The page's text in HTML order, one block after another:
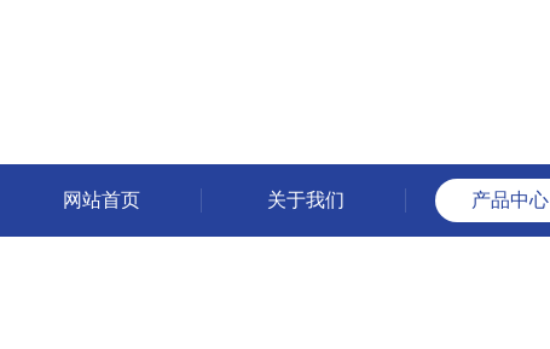
网站首页 关于我们 产品中心